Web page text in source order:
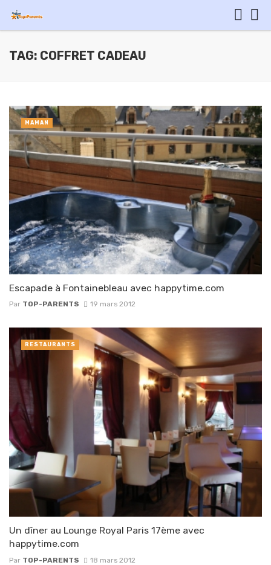
TAG: COFFRET CADEAU
Escapade à Fontainebleau avec happytime.com
Par TOP-PARENTS 19 mars 2012
MAMAN
Un dîner au Lounge Royal Paris 17ème avec
happytime.com
Par TOP-PARENTS 18 mars 2012
RESTAURANTS